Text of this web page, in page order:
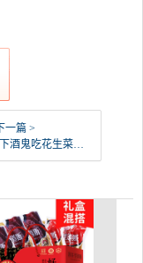
下一篇 >
独立小包装2-花生豆(爱淘食品专营店仅售23.94元)